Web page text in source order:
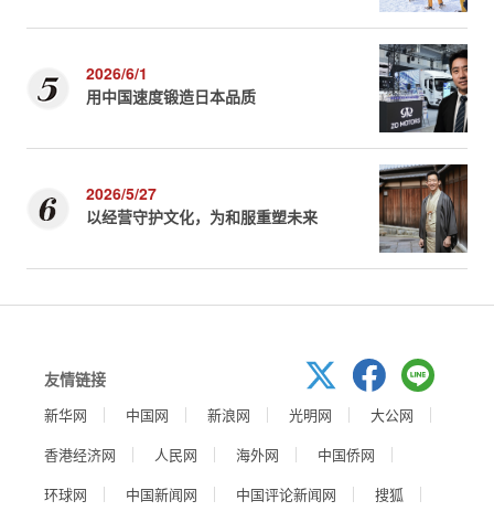
2026/6/1
用中国速度锻造日本品质
2026/5/27
以经营守护文化，为和服重塑未来
友情链接
新华网 中国网 新浪网 光明网
大公网
香港经济网
人民网 海外网
中国侨网
环球网
中国新闻网 中国评论新闻网
搜狐